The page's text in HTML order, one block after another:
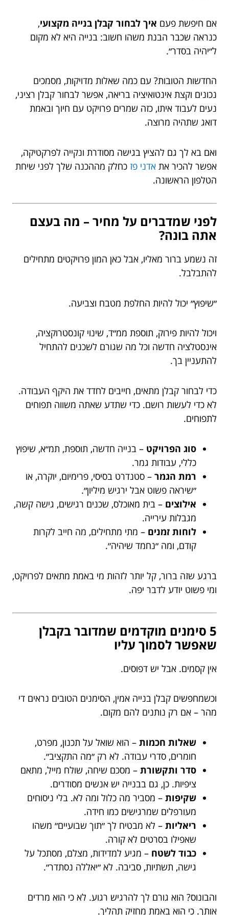
אם חיפשת פעם איך לבחור קבלן בנייה מקצועי,
כנראה שכבר הבנת משהו חשוב: בנייה היא לא מקום
ל״יהיה בסדר״.
החדשות הטובות? עם כמה שאלות מדויקות, מסמכים
נכונים וקצת אינטואיציה בריאה, אפשר לבחור קבלן רציני,
נעים לעבוד איתו, כזה שמרים פרויקט עם חיוך ובאמת
דואג שתהיה מרוצה.
ואם בא לך גם להציץ בגישה מסודרת ונקייה לפרקטיקה,
אפשר להכיר את אדני פז כחלק מההכנה שלך לפני שיחת
הטלפון הראשונה.
לפני שמדברים על מחיר – מה בעצם
אתה בונה?
זה נשמע ברור מאליו, אבל כאן המון פרויקטים מתחילים
להתבלבל.
״שיפוץ״ יכול להיות החלפת מטבח וצביעה.
ויכול להיות פירוק, תוספת ממ״ד, שינוי קונסטרוקציה,
אינסטלציה חדשה וכל מה שגורם לשכנים להתחיל
להתעניין בך.
כדי לבחור קבלן מתאים, חייבים לחדד את היקף העבודה.
לא כדי לעשות רושם. כדי שתדע שאתה משווה תפוחים
לתפוחים.
סוג הפרויקט – בנייה חדשה, תוספת, תמ״א, שיפוץ
כללי, עבודות גמר.
רמת הגמר – סטנדרט בסיסי, פרימיום, יוקרה, או
״שיראה פשוט אבל ירגיש מיליון״.
אילוצים – בית מאוכלס, שכנים רגישים, גישה קשה,
מגבלות עירייה.
לוחות זמנים – מתי מתחילים, מה חייב לקרות
קודם, ומה ״נחמד שיהיה״.
ברגע שזה ברור, קל יותר לזהות מי באמת מתאים לפרויקט,
ומי פשוט יודע לדבר יפה.
5 סימנים מוקדמים שמדובר בקבלן
שאפשר לסמוך עליו
אין קסמים. אבל יש דפוסים.
וכשמחפשים קבלן בנייה אמין, הסימנים הטובים נראים די
מהר – אם רק נותנים להם מקום.
שאלות חכמות – הוא שואל על תכנון, מפרט,
חומרים, סדרי עבודה. לא רק ״מה התקציב״.
סדר ותקשורת – מסכם שיחה, שולח מייל, מתאם
ציפיות. כן, גם בבנייה יש אנשים מסודרים.
שקיפות – מסביר מה כלול ומה לא. בלי ניסוחים
מעורפלים שמרגישים כמו חידה.
ריאליות – לא מבטיח לך ״תוך שבועיים״ משהו
שאפילו בסרטים לא קורה.
כבוד לשטח – מגיע למדידות, מצלם, מסתכל על
גישה, תשתיות, סביבה. לא ״יאללה נסתדר״.
והבונוס? הוא גורם לך להרגיש רגוע. לא כי הוא מרדים
אותך. כי הוא באמת מחזיק תהליך.